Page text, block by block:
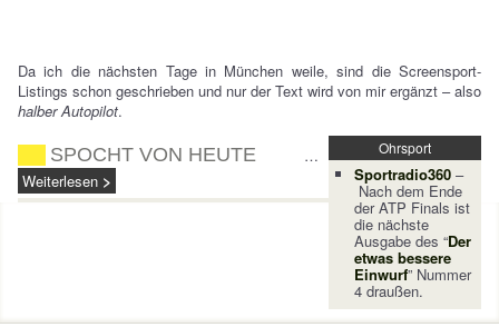
Da ich die nächsten Tage in München weile, sind die Screensport-
Listings schon geschrieben und nur der Text wird von mir ergänzt – also
halber Autopilot.
SPOCHT VON HEUTE Ohrsport
Sportradio360–
Nach dem Ende
der ATP Finals ist
die nächste
Ausgabe des “Der
etwas bessere
Einwurf” Nummer
4 draußen.
…
Weiterlesen